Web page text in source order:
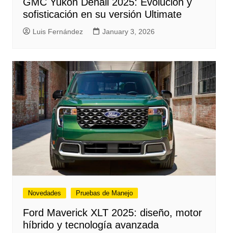
sofisticación en su versión Ultimate
Luis Fernández January 3, 2026
Novedades Pruebas de Manejo
Ford Maverick XLT 2025: diseño, motor
híbrido y tecnología avanzada